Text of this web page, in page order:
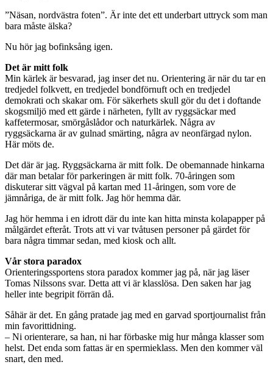
”Näsan, nordvästra foten”. Är inte det ett underbart uttryck som man
bara måste älska?
Nu hör jag bofinksång igen.
Det är mitt folk
Min kärlek är besvarad, jag inser det nu. Orientering är när du tar en
tredjedel folkvett, en tredjedel bondförnuft och en tredjedel
demokrati och skakar om. För säkerhets skull gör du det i doftande
skogsmiljö med ett gärde i närheten, fyllt av ryggsäckar med
kaffetermosar, smörgåslådor och naturkärlek. Några av
ryggsäckarna är av gulnad smärting, några av neonfärgad nylon.
Här möts de.
Det där är jag. Ryggsäckarna är mitt folk. De obemannade hinkarna
där man betalar för parkeringen är mitt folk. 70-åringen som
diskuterar sitt vägval på kartan med 11-åringen, som vore de
jämnåriga, de är mitt folk. Jag hör hemma där.
Jag hör hemma i en idrott där du inte kan hitta minsta kolapapper på
målgärdet efteråt. Trots att vi var tvåtusen personer på gärdet för
bara några timmar sedan, med kiosk och allt.
Vår stora paradox
Orienteringssportens stora paradox kommer jag på, när jag läser
Tomas Nilssons svar. Detta att vi är klasslösa. Den saken har jag
heller inte begripit förrän då.
Såhär är det. En gång pratade jag med en garvad sportjournalist från
min favorittidning.
– Ni orienterare, sa han, ni har förbaske mig hur många klasser som
helst. Det enda som fattas är en spermieklass. Men den kommer väl
snart, den med.